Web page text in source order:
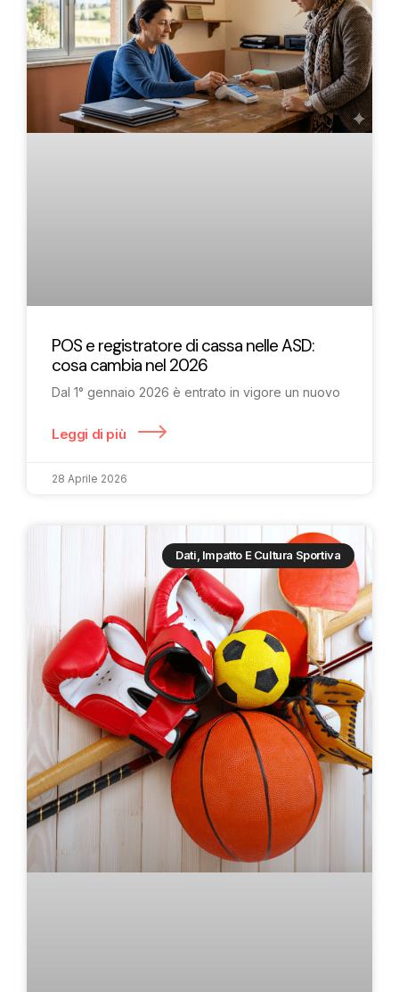
POS e registratore di cassa nelle ASD:
cosa cambia nel 2026
Dal 1° gennaio 2026 è entrato in vigore un nuovo
Leggi di più
28 Aprile 2026
Dati, Impatto E Cultura Sportiva